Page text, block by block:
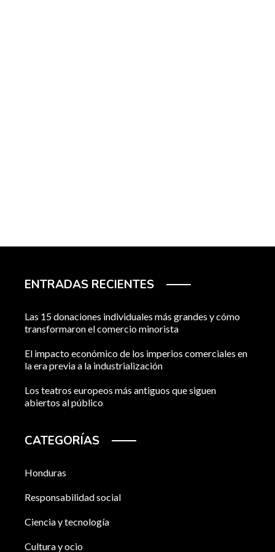
ENTRADAS RECIENTES
Las 15 donaciones individuales más grandes y cómo
transformaron el comercio minorista
El impacto económico de los imperios comerciales en
la era previa a la industrialización
Los teatros europeos más antiguos que siguen
abiertos al público
CATEGORÍAS
Honduras
Responsabilidad social
Ciencia y tecnología
Cultura y ocio